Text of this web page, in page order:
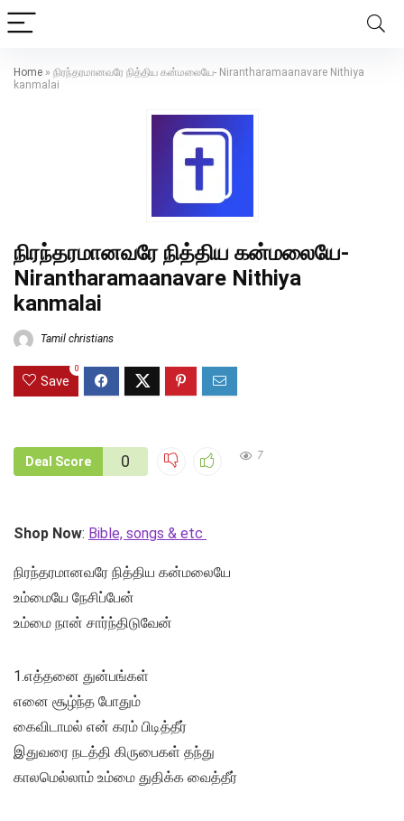
Home » நிரந்தரமானவரே நித்திய கன்மலையே- Nirantharamaanavare Nithiya
kanmalai
நிரந்தரமானவரே நித்திய கன்மலையே-
Nirantharamaanavare Nithiya
kanmalai
Tamil christians
Save
0
Deal Score 0 7
Shop Now: Bible, songs & etc
நிரந்தரமானவரே நித்திய கன்மலையே
உம்மையே நேசிப்பேன்
உம்மை நான் சார்ந்திடுவேன்
1.எத்தனை துன்பங்கள்
எனை சூழ்ந்த போதும்
கைவிடாமல் என் கரம் பிடித்தீர்
இதுவரை நடத்தி கிருபைகள் தந்து
காலமெல்லாம் உம்மை துதிக்க வைத்தீர்